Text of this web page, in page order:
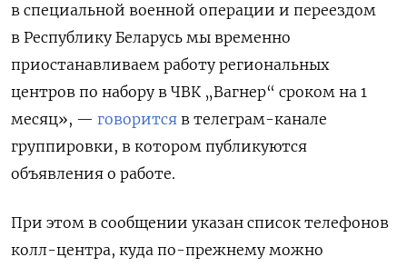
в специальной военной операции и переездом
в Республику Беларусь мы временно
приостанавливаем работу региональных
центров по набору в ЧВК „Вагнер“ сроком на 1
месяц», — говорится в телеграм-канале
группировки, в котором публикуются
объявления о работе.
При этом в сообщении указан список телефонов
колл-центра, куда по-прежнему можно